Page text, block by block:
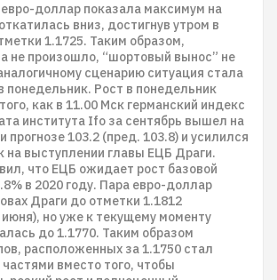
евро-доллар показала максимум на
вниз, достигнув утром в
1.1725. Таким образом,
не произошло, “шортовый вынос” не
сценарию ситуация стала
понедельник. Рост в понедельник
как в 11.00 Мск германский индекс
института Ifo за сентябрь вышел на
прогнозе 103.2 (пред. 103.8) и усилился
на выступлении главы ЕЦБ Драги.
что ЕЦБ ожидает рост базовой
в 2020 году. Пара евро-доллар
Драги до отметки 1.1812
но уже к текущему моменту
до 1.1770. Таким образом
расположенных за 1.1750 стал
вместо того, чтобы